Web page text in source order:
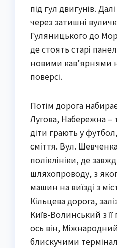
під гул двигунів.
через затишні
Гуляницького до
де стоять старі
новими кав’ярнями
поверсі.
Потім дорога
Лугова, Набережна –
діти грають у
сміття. Вул.
поліклініки, де
шляхопроводу, з
машин на виїзді з
Кільцева дорога,
Київ-Волинський з її
ось він,
блискучими